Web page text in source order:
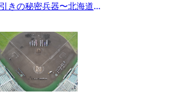
きの秘密兵器〜北海道大